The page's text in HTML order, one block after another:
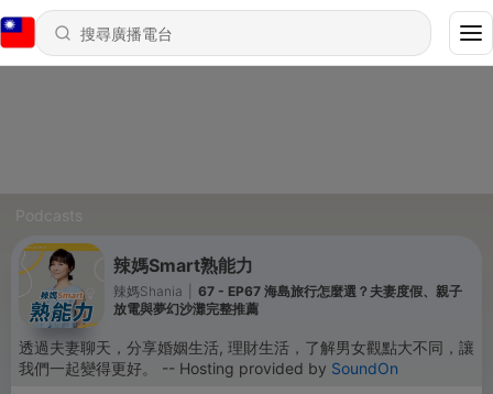
Podcasts
辣媽Smart熟能力
辣媽Shania
67 - EP67 海島旅行怎麼選？夫妻度假、親子
放電與夢幻沙灘完整推薦
透過夫妻聊天，分享婚姻生活, 理財生活，了解男女觀點大不同，讓
我們一起變得更好。 -- Hosting provided by SoundOn